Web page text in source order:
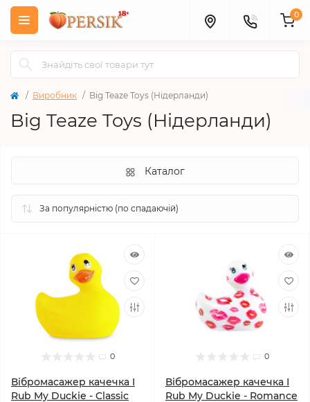
0
Виробник Big Teaze Toys (Нідерланди)
Big Teaze Toys (Нідерланди)
Каталог
0
Вібромасажер качечка I
Rub My Duckie - Classic
0
Вібромасажер качечка I
Rub My Duckie - Romance